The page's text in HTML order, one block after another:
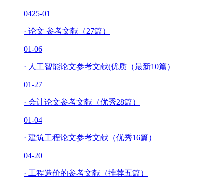
0425-01
· 论文 参考文献（27篇）
01-06
· 人工智能论文参考文献(优质（最新10篇）
01-27
· 会计论文参考文献（优秀28篇）
01-04
· 建筑工程论文参考文献（优秀16篇）
04-20
· 工程造价的参考文献（推荐五篇）